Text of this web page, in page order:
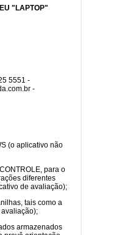
"LAPTOP"
5551 -
-
(o aplicativo não
para o
diferentes
de avaliação);
tais como a
armazenados